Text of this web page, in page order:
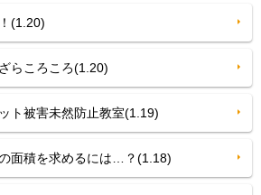
(1.20)
ころころ(1.20)
ト被害未然防止教室(1.19)
積を求めるには…？(1.18)